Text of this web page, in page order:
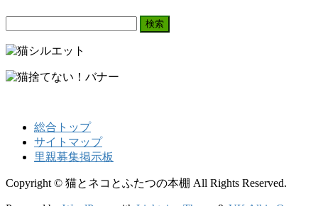
総合トップ
サイトマップ
里親募集掲示板
Copyright © 猫とネコとふたつの本棚 All Rights Reserved.